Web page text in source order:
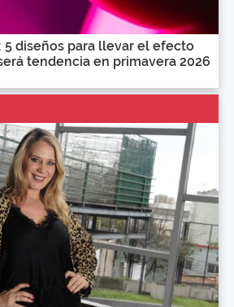
5 diseños para llevar el efecto
tendencia en primavera 2026